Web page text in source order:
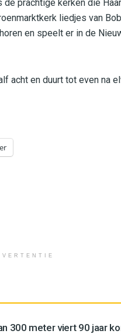
prachtige kerken die
liedjes van
en speelt er in de
acht en duurt tot even na
300 meter viert 90 jaar